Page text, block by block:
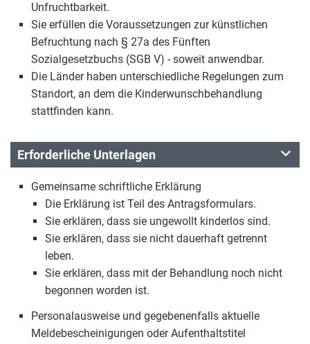
Unfruchtbarkeit.
Sie erfüllen die Voraussetzungen zur künstlichen
Befruchtung nach § 27a des Fünften
Sozialgesetzbuchs (SGB V) - soweit anwendbar.
Die Länder haben unterschiedliche Regelungen zum
Standort, an dem die Kinderwunschbehandlung
stattfinden kann.
Erforderliche Unterlagen
Gemeinsame schriftliche Erklärung
Die Erklärung ist Teil des Antragsformulars.
Sie erklären, dass sie ungewollt kinderlos sind.
Sie erklären, dass sie nicht dauerhaft getrennt
leben.
Sie erklären, dass mit der Behandlung noch nicht
begonnen worden ist.
Personalausweise und gegebenenfalls aktuelle
Meldebescheinigungen oder Aufenthaltstitel